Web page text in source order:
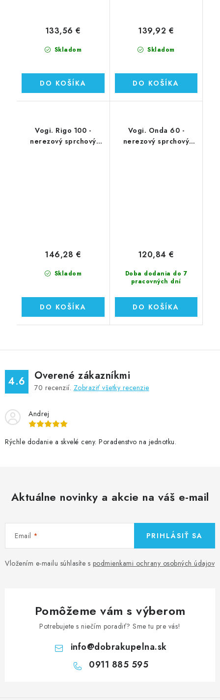
Skladom
133,56 €
DO KOŠÍKA
Skladom
139,92 €
DO KOŠÍKA
Vogi. Rigo 100 -
nerezový sprchový
Skladom
146,28 €
DO KOŠÍKA
Vogi. Onda 60 -
nerezový sprchový
Doba dodania do 7
pracovných dní
120,84 €
DO KOŠÍKA
4.6 Overené zákazníkmi
70 recenzií. Zobraziť všetky recenzie
Andrej
Rýchle dodanie a skvelé ceny. Poradenstvo na jednotku.
Aktuálne novinky a akcie na váš e-mail
Email
Vložením e-mailu súhlasíte s podmienkami ochrany osobných údajov
PRIHLÁSIŤ SA
Pomôžeme vám s výberom
Potrebujete s niečím poradiť? Sme tu pre vás!
info@dobrakupelna.sk
0911 885 595